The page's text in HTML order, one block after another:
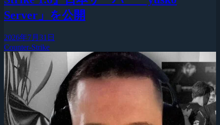
Server」を公開
2026年7月31日
Counter-Strike